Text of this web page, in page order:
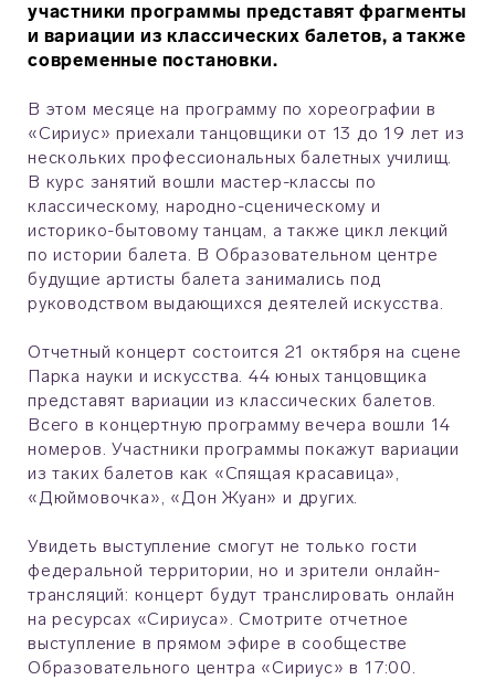
участники программы представят фрагменты
и вариации из классических балетов, а также
современные постановки.
В этом месяце на программу по хореографии в
«Сириус» приехали танцовщики от 13 до 19 лет из
нескольких профессиональных балетных училищ.
В курс занятий вошли мастер-классы по
классическому, народно-сценическому и
историко-бытовому танцам, а также цикл лекций
по истории балета. В Образовательном центре
будущие артисты балета занимались под
руководством выдающихся деятелей искусства.
Отчетный концерт состоится 21 октября на сцене
Парка науки и искусства. 44 юных танцовщика
представят вариации из классических балетов.
Всего в концертную программу вечера вошли 14
номеров. Участники программы покажут вариации
из таких балетов как «Спящая красавица»,
«Дюймовочка», «Дон Жуан» и других.
Увидеть выступление смогут не только гости
федеральной территории, но и зрители онлайн-
трансляций: концерт будут транслировать онлайн
на ресурсах «Сириуса». Смотрите отчетное
выступление в прямом эфире в сообществе
Образовательного центра «Сириус» в 17:00.